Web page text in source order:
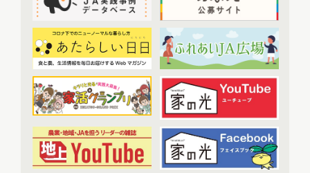
2022年11月配信(6)
2023年配信(72)
2023年1月配信(6)
2023年2月配信(7)
2023年3月配信(6)
2023年4月配信(6)
2023年5月配信
(6)
2023年6月配信(5)
ＪＡ実践事例紹介 (37)
教育文化プランナー (19)
協同の歴史の瞬間(52)
農業・食料ほんとうの話(52)
わたしと協同組合(3)
開催報告(38)
あなたの声をお寄せください (1)